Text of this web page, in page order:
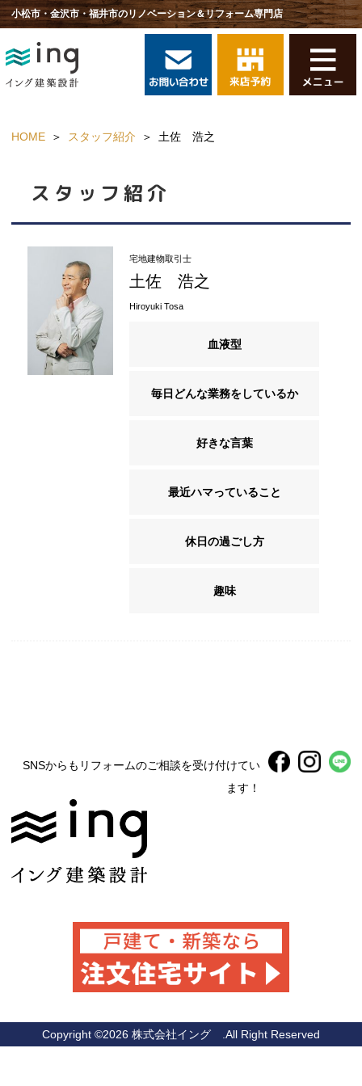
小松市・金沢市・福井市のリノベーション＆リフォーム専門店
HOME スタッフ紹介 土佐 浩之
スタッフ紹介
宅地建物取引士
土佐 浩之
Hiroyuki Tosa
血液型
毎日どんな業務をしているか
好きな言葉
最近ハマっていること
休日の過ごし方
趣味
SNSからもリフォームのご相談を受け付けてい
ます！
Copyright ©2026 株式会社イング .All Right Reserved